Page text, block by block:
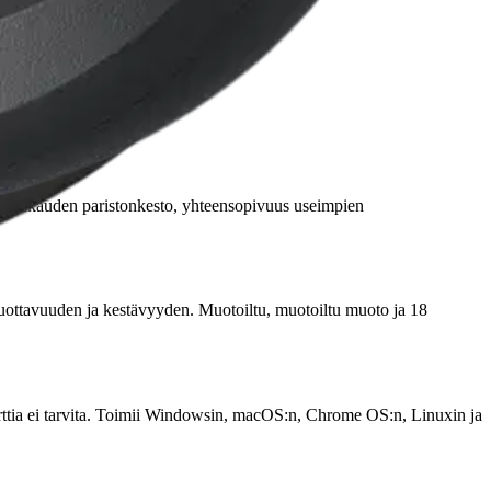
paristonkesto, yhteensopivuus useimpien
ja kestävyyden. Muotoiltu, muotoiltu muoto ja 18
ei tarvita. Toimii Windowsin, macOS:n, Chrome OS:n, Linuxin ja